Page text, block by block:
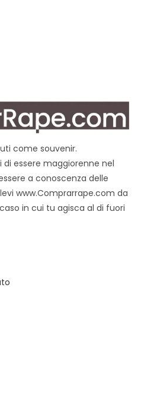
come souvenir.
di essere maggiorenne nel
a conoscenza delle
www.Comprarrape.com da
in cui tu agisca al di fuori